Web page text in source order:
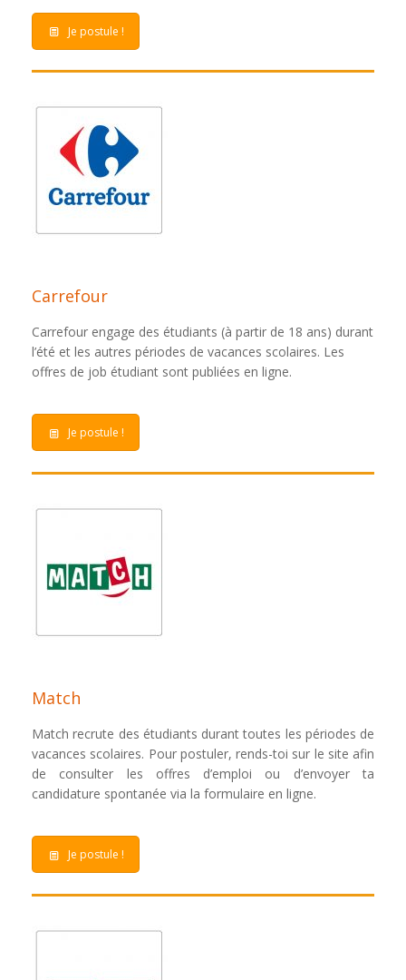
Je postule !
Carrefour
Carrefour engage des étudiants (à partir de 18 ans) durant
l’été et les autres périodes de vacances scolaires. Les
offres de job étudiant sont publiées en ligne.
Je postule !
Match
Match recrute des étudiants durant toutes les périodes de
vacances scolaires. Pour postuler, rends-toi sur le site afin
de consulter les offres d’emploi ou d’envoyer ta
candidature spontanée via la formulaire en ligne.
Je postule !